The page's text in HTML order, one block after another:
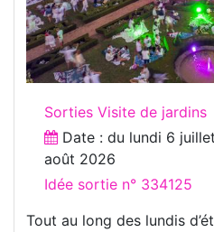
Sorties Visite de jardins
Date : du lundi 6
août 2026
Idée sortie n° 334125
Tout au long des lundis